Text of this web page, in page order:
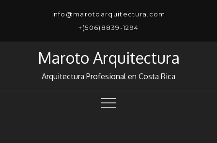
info@marotoarquitectura.com
+(506)8839-1294
Maroto Arquitectura
Arquitectura Profesional en Costa Rica